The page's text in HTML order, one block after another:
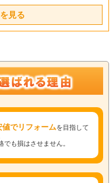
見る
値でリフォームを目指して
でも損はさせません。